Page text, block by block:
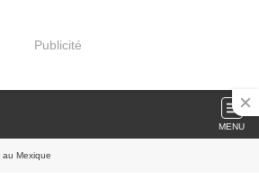
Publicité
MENU
Mexique